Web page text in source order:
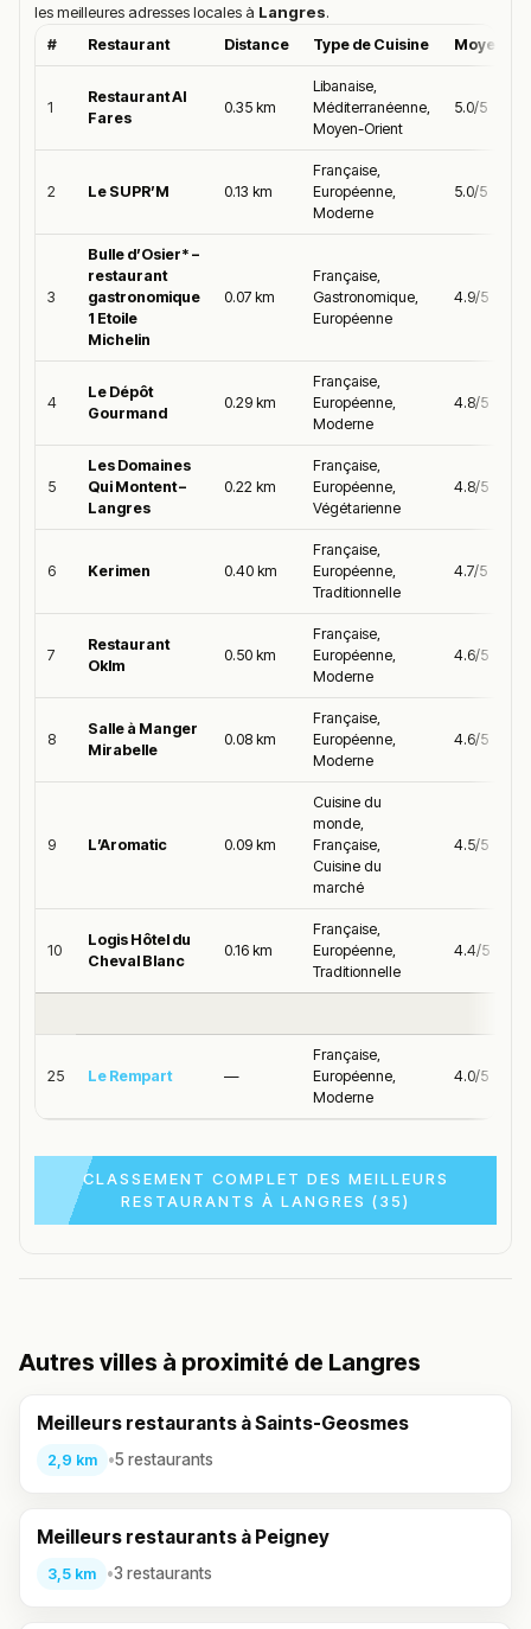
les meilleures adresses locales à Langres.
# Restaurant Distance Type de Cuisine Moyenne
1
Restaurant Al
Fares
0.35 km
Libanaise,
Méditerranéenne,
Moyen-Orient
5.0/5
2 Le SUPR’M 0.13 km
Française,
Européenne,
Moderne
5.0/5
3
Bulle d’Osier* –
restaurant
gastronomique
1 Etoile
Michelin
0.07 km
Française,
Gastronomique,
Européenne
4.9/5
4
Le Dépôt
Gourmand
0.29 km
Française,
Européenne,
Moderne
4.8/5
5
Les Domaines
Qui Montent –
Langres
0.22 km
Française,
Européenne,
Végétarienne
4.8/5
6 Kerimen 0.40 km
Française,
Européenne,
Traditionnelle
4.7/5
7
Restaurant
Oklm
0.50 km
Française,
Européenne,
Moderne
4.6/5
8
Salle à Manger
Mirabelle
0.08 km
Française,
Européenne,
Moderne
4.6/5
9 L’Aromatic 0.09 km
Cuisine du
monde,
Française,
Cuisine du
marché
4.5/5
10
Logis Hôtel du
Cheval Blanc
0.16 km
Française,
Européenne,
Traditionnelle
4.4/5
25 Le Rempart —
Française,
Européenne,
Moderne
4.0/5
CLASSEMENT COMPLET DES MEILLEURS
RESTAURANTS À LANGRES (35)
Autres villes à proximité de Langres
Meilleurs restaurants à Saints-Geosmes
2,9 km •5 restaurants
Meilleurs restaurants à Peigney
3,5 km •3 restaurants